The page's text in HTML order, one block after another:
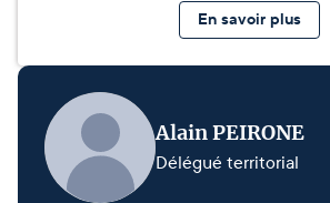
En savoir plus
Alain PEIRONE
Délégué territorial